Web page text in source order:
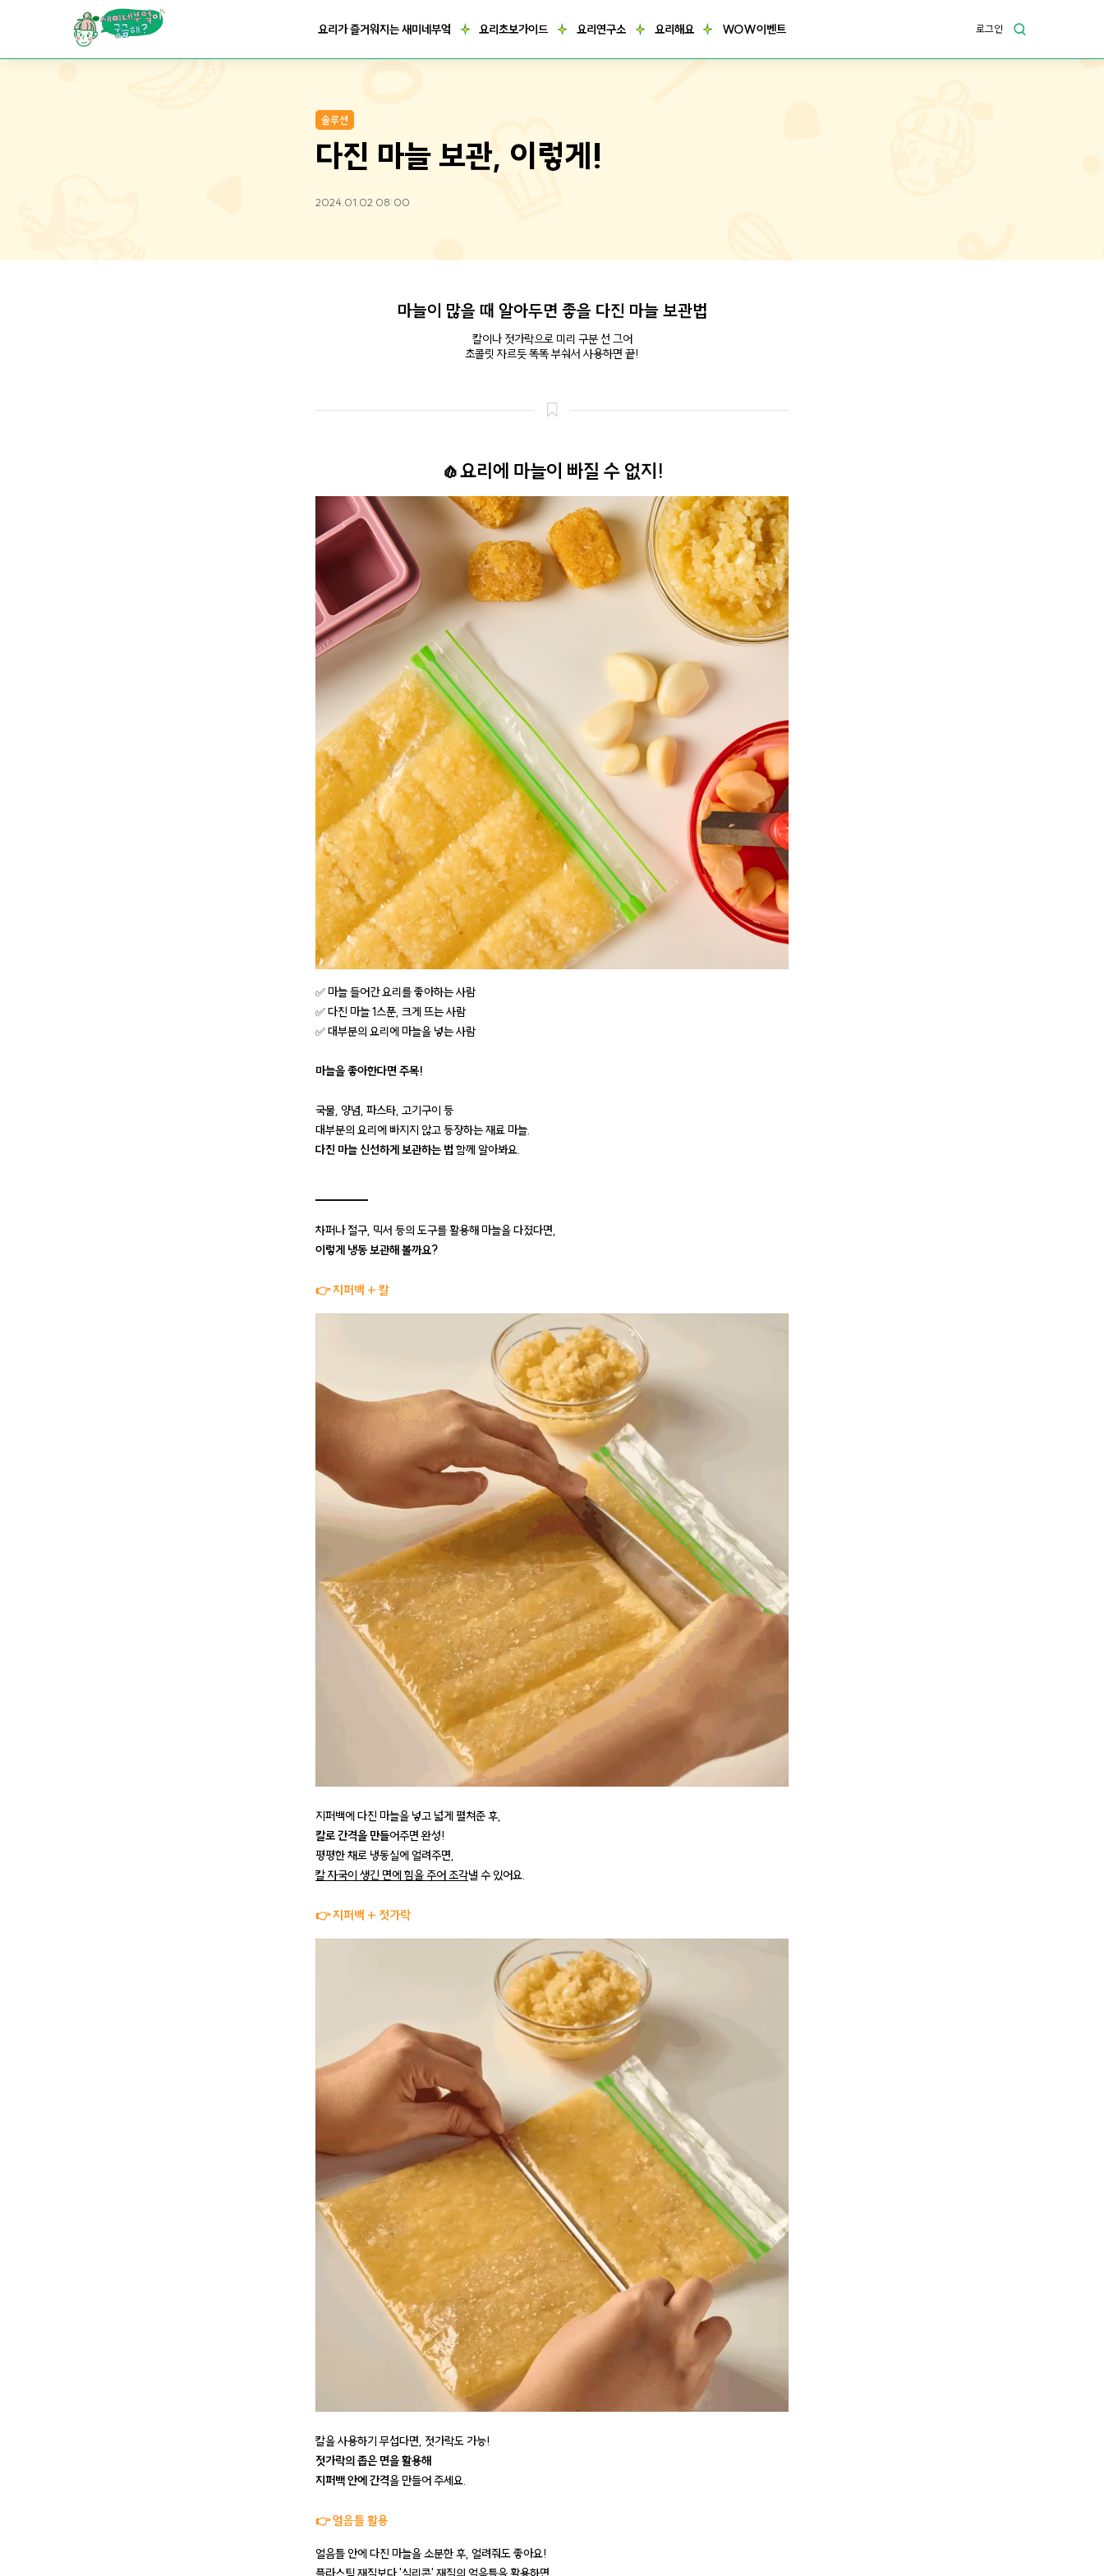
요리가 즐거워지는 새미네부엌 요리초보가이드 요리연구소 요리해요 WOW이벤트 로그인
솔루션
다진 마늘 보관, 이렇게!
2024.01.02 08:00
마늘이 많을 때 알아두면 좋을 다진 마늘 보관법
칼이나 젓가락으로 미리 구분 선 그어
초콜릿 자르듯 똑똑 부숴서 사용하면 끝!
🧄요리에 마늘이 빠질 수 없지!
✅ 마늘 들어간 요리를 좋아하는 사람
✅ 다진 마늘 1스푼, 크게 뜨는 사람
✅ 대부분의 요리에 마늘을 넣는 사람
마늘을 좋아한다면 주목!
국물, 양념, 파스타, 고기구이 등
대부분의 요리에 빠지지 않고 등장하는 재료 마늘.
다진 마늘 신선하게 보관하는 법 함께 알아봐요.
차퍼나 절구, 믹서 등의 도구를 활용해 마늘을 다졌다면,
이렇게 냉동 보관해 볼까요?
👉 지퍼백 + 칼
지퍼백에 다진 마늘을 넣고 넓게 펼쳐준 후,
칼로 간격을 만들어주면 완성!
평평한 채로 냉동실에 얼려주면,
칼 자국이 생긴 면에 힘을 주어 조각낼 수 있어요.
👉 지퍼백 + 젓가락
칼을 사용하기 무섭다면, 젓가락도 가능!
젓가락의 좁은 면을 활용해
지퍼백 안에 간격을 만들어 주세요.
👉 얼음틀 활용
얼음틀 안에 다진 마늘을 소분한 후, 얼려줘도 좋아요!